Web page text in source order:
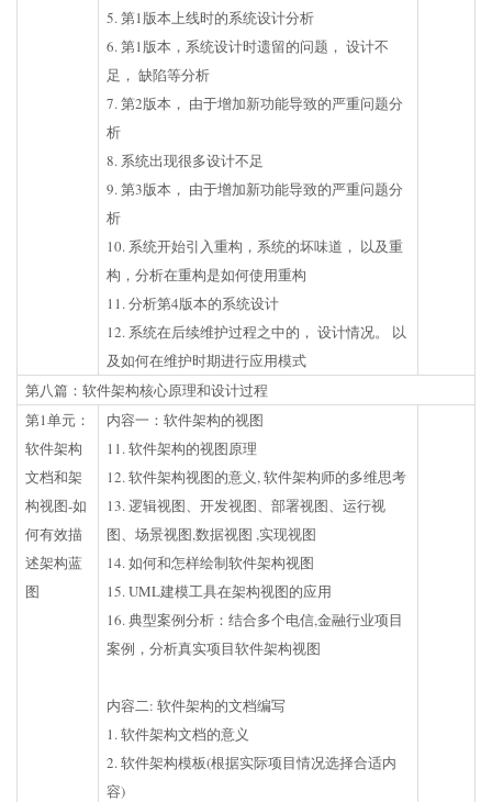
5. 第1版本上线时的系统设计分析
6. 第1版本，系统设计时遗留的问题， 设计不
足， 缺陷等分析
7. 第2版本， 由于增加新功能导致的严重问题分
析
8. 系统出现很多设计不足
9. 第3版本， 由于增加新功能导致的严重问题分
析
10. 系统开始引入重构，系统的坏味道， 以及重
构，分析在重构是如何使用重构
11. 分析第4版本的系统设计
12. 系统在后续维护过程之中的， 设计情况。 以
及如何在维护时期进行应用模式
第八篇：软件架构核心原理和设计过程
第1单元：
软件架构
文档和架
构视图-如
何有效描
述架构蓝
图
内容一：软件架构的视图
11. 软件架构的视图原理
12. 软件架构视图的意义, 软件架构师的多维思考
13. 逻辑视图、开发视图、部署视图、运行视
图、场景视图,数据视图 ,实现视图
14. 如何和怎样绘制软件架构视图
15. UML建模工具在架构视图的应用
16. 典型案例分析：结合多个电信,金融行业项目
案例，分析真实项目软件架构视图
内容二: 软件架构的文档编写
1. 软件架构文档的意义
2. 软件架构模板(根据实际项目情况选择合适内
容)